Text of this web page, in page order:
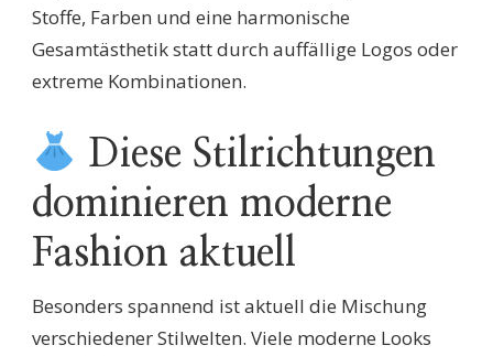
Stoffe, Farben und eine harmonische
Gesamtästhetik statt durch auffällige Logos oder
extreme Kombinationen.
Diese Stilrichtungen
dominieren moderne
Fashion aktuell
Besonders spannend ist aktuell die Mischung
verschiedener Stilwelten. Viele moderne Looks